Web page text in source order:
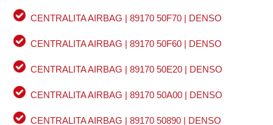
CENTRALITA AIRBAG | 89170 50F70 | DENSO
CENTRALITA AIRBAG | 89170 50F60 | DENSO
CENTRALITA AIRBAG | 89170 50E20 | DENSO
CENTRALITA AIRBAG | 89170 50A00 | DENSO
CENTRALITA AIRBAG | 89170 50890 | DENSO